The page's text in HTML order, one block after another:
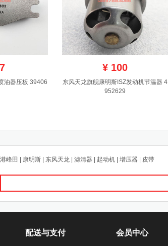
油器压板 39406
¥ 100
东风天龙旗舰康明斯ISZ发动机节温器 4
952629
港峰田 康明斯 东风天龙 滤清器 起动机 增压器 皮带
配送与支付 会员中心